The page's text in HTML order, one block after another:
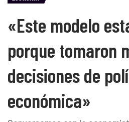
«Este modelo
porque tomaron
decisiones de
económica»